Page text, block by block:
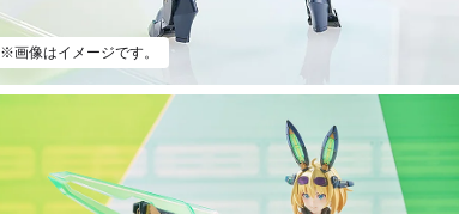
※画像はイメージです。